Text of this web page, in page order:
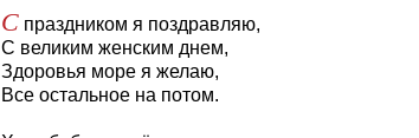
С праздником я поздравляю,
С великим женским днем,
Здоровья море я желаю,
Все остальное на потом.